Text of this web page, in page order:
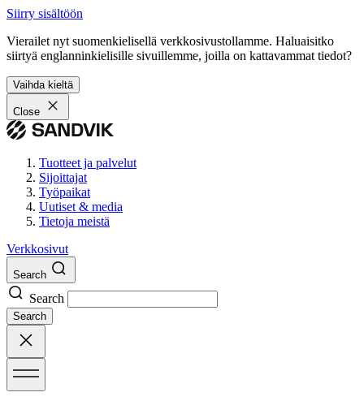
Siirry sisältöön
Vierailet nyt suomenkielisellä verkkosivustollamme. Haluaisitko
siirtyä englanninkielisille sivuillemme, joilla on kattavammat tiedot?
Vaihda kieltä
Close
Tuotteet ja palvelut
Sijoittajat
Työpaikat
Uutiset & media
Tietoja meistä
Verkkosivut
Search
Search
Search